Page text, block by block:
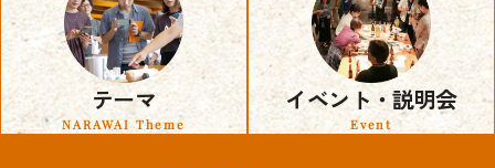
テーマ
NARAWAI Theme
イベント・説明会
Event